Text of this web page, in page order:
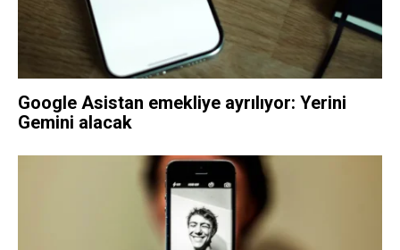
Google Asistan emekliye ayrılıyor: Yerini
Gemini alacak